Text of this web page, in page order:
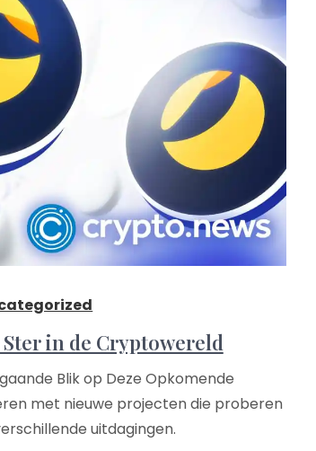
in de Cryptowereld
Blik op Deze Opkomende
met nieuwe projecten die proberen
uitdagingen.